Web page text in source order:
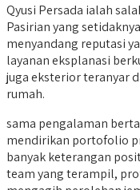
Qyusi Persada ialah
Pasirian yang
menyandang reputasi
layanan eksplanasi
juga eksterior teranyar
rumah.
sama pengalaman
mendirikan portofolio
banyak keterangan
team yang terampil,